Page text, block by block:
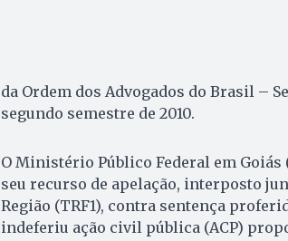
da Ordem dos Advogados do Brasil –
segundo semestre de 2010.
O Ministério Público Federal em Goiás
seu recurso de apelação, interposto
Região (TRF1), contra sentença
indeferiu ação civil pública (ACP)